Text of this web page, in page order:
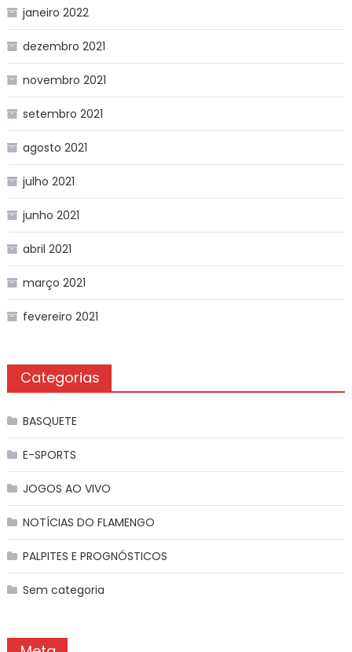
janeiro 2022
dezembro 2021
novembro 2021
setembro 2021
agosto 2021
julho 2021
junho 2021
abril 2021
março 2021
fevereiro 2021
Categorias
BASQUETE
E-SPORTS
JOGOS AO VIVO
NOTÍCIAS DO FLAMENGO
PALPITES E PROGNÓSTICOS
Sem categoria